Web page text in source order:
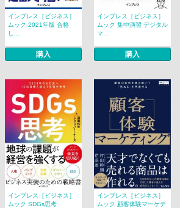
インプレス［ビジネス］
ムック 2021年版 合格
し...
購入
インプレス［ビジネス］
ムック 集中演習 デジタル
マ...
購入
インプレス［ビジネス］
ムック SDGs思考
インプレス［ビジネス］
ムック 顧客体験マーケテ